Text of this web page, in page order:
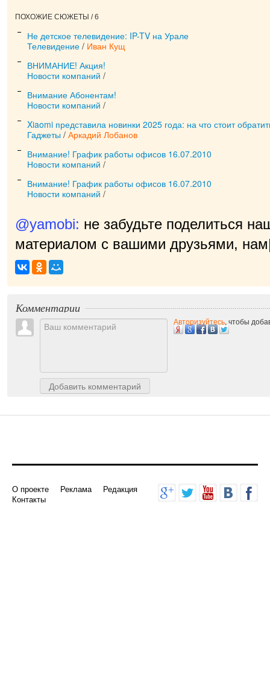
ПОХОЖИЕ СЮЖЕТЫ / 6
Не детское телевидение: IP-TV на Урале
Телевидение / Иван Кущ
ВНИМАНИЕ! Акция!
Новости компаний /
Внимание Абонентам!
Новости компаний /
Xiaomi представила новинки 2025 года: на что стоит
Гаджеты / Аркадий Лобанов
Внимание! График работы офисов 16.07.2010
Новости компаний /
Внимание! График работы офисов 16.07.2010
Новости компаний /
@yamobi: не забудьте поделиться
материалом с вашими друзьями, нам
Комментарии
Добавить комментарий
Авторизуйтесь, чтобы
О проекте Реклама
Редакция
Контакты